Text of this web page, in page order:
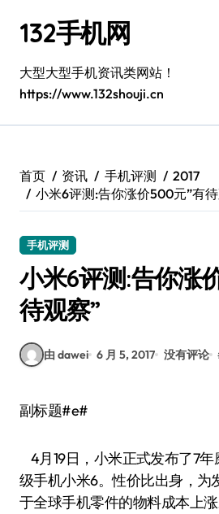
132手机网
大型大型手机资讯类网站！
https://www.132shouji.cn
首页 资讯 手机评测
2017
小米6评测:告你涨价500元”有
手机评测
小米6评测:告你涨
待观察”
由 dawei 6 月 5, 2017 没有评论
副标题#e#
4月19日，小米正式发布了7
级手机小米6。性价比出身，为
于全球手机零件的物料成本上